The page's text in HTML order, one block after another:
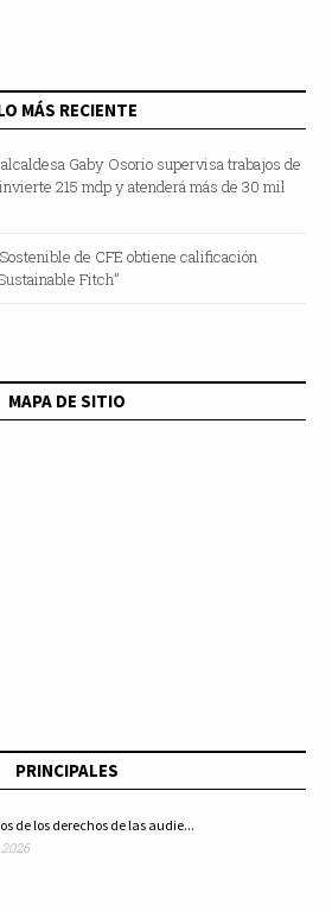
MÁS RECIENTE
Gaby Osorio supervisa trabajos de
215 mdp y atenderá más de 30 mil
de CFE obtiene calificación
Fitch”
MAPA DE SITIO
PRINCIPALES
de los derechos de las audie...